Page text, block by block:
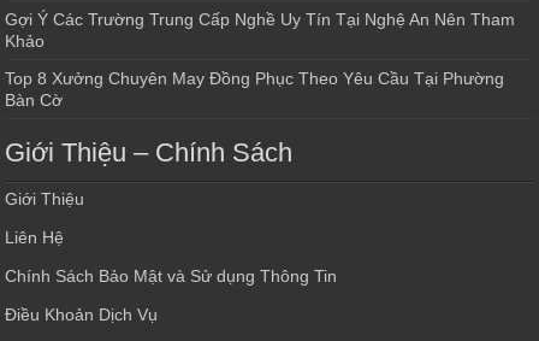
Gợi Ý Các Trường Trung Cấp Nghề Uy Tín Tại Nghệ An Nên Tham
Khảo
Top 8 Xưởng Chuyên May Đồng Phục Theo Yêu Cầu Tại Phường
Bàn Cờ
Giới Thiệu – Chính Sách
Giới Thiệu
Liên Hệ
Chính Sách Bảo Mật và Sử dụng Thông Tin
Điều Khoản Dịch Vụ